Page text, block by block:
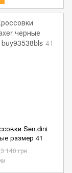
Sen.dini
размер 41
3 140 грн